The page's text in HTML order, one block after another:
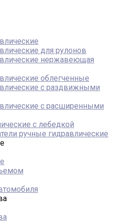
для рулонов
нержавеющая
облегченные
с раздвижными
с расширенными
с лебедкой
ручные гидравлические